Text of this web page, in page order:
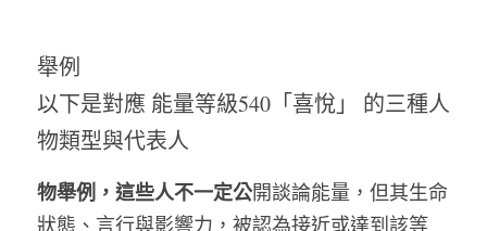
舉例
以下是對應 能量等級540「喜悅」 的三種人
物類型與代表人
物舉例，這些人不一定公開談論能量，但其生命
狀態、言行與影響力，被認為接近或達到該等